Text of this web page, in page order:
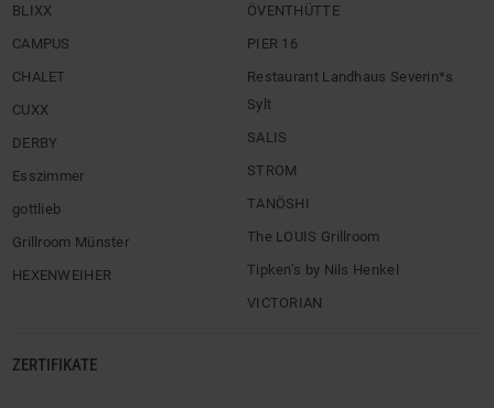
BLIXX
CAMPUS
CHALET
CUXX
DERBY
Esszimmer
gottlieb
Grillroom Münster
HEXENWEIHER
ÖVENTHÜTTE
PIER 16
Restaurant Landhaus Severin*s
Sylt
SALIS
STROM
TANÖSHI
The LOUIS Grillroom
Tipken’s by Nils Henkel
VICTORIAN
ZERTIFIKATE